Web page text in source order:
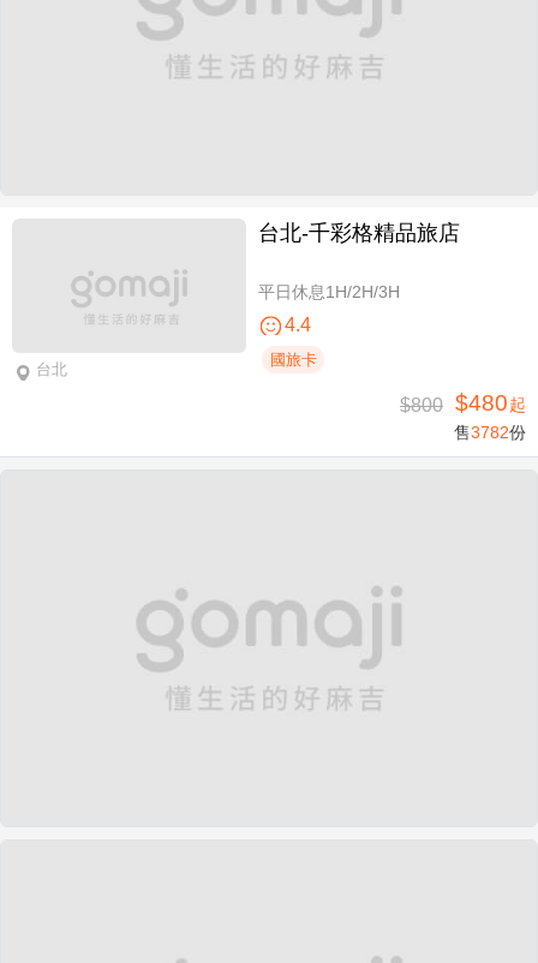
台北
台北-千彩格精品旅店
平日休息1H/2H/3H
4.4
國旅卡
$800 $480起
售3782份